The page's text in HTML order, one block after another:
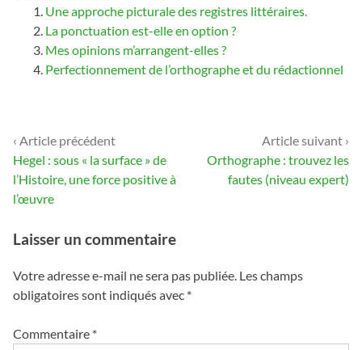
Une approche picturale des registres littéraires.
La ponctuation est-elle en option ?
Mes opinions m’arrangent-elles ?
Perfectionnement de l’orthographe et du rédactionnel
Navigation
de
l’article
‹ Article précédent
Hegel : sous « la surface » de
l’Histoire, une force positive à
l’œuvre
Article suivant ›
Orthographe : trouvez les
fautes (niveau expert)
Laisser un commentaire
Votre adresse e-mail ne sera pas publiée. Les champs
obligatoires sont indiqués avec *
Commentaire *